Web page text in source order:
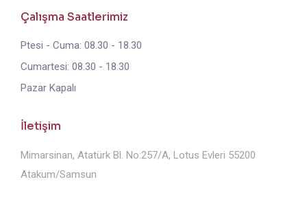
Çalışma Saatlerimiz
Ptesi - Cuma: 08.30 - 18.30
Cumartesi: 08.30 - 18.30
Pazar Kapalı
İletişim
Mimarsinan, Atatürk Bl. No:257/A, Lotus Evleri 55200
Atakum/Samsun